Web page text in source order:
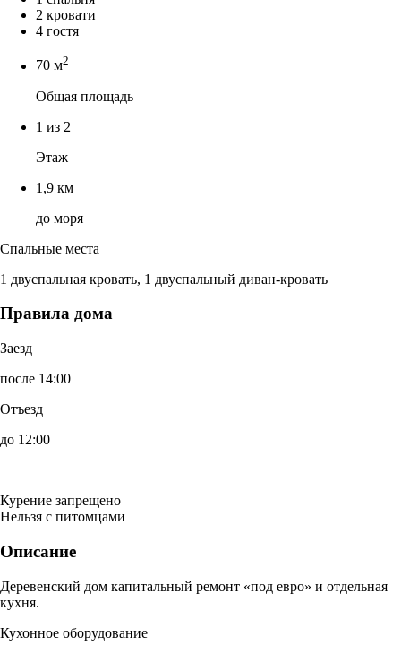
2 кровати
4 гостя
70 м2
Общая площадь
1 из 2
Этаж
1,9 км
до моря
Спальные места
1 двуспальная кровать, 1 двуспальный диван-кровать
Правила дома
Заезд
после 14:00
Отъезд
до 12:00
Курение запрещено
Нельзя с питомцами
Описание
Деревенский дом капитальный ремонт «под евро» и отдельная
кухня.
Кухонное оборудование